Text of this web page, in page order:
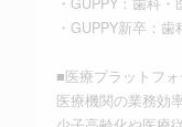
・GUPPY新卒：
■医療プラットフ
医療機関の業務効